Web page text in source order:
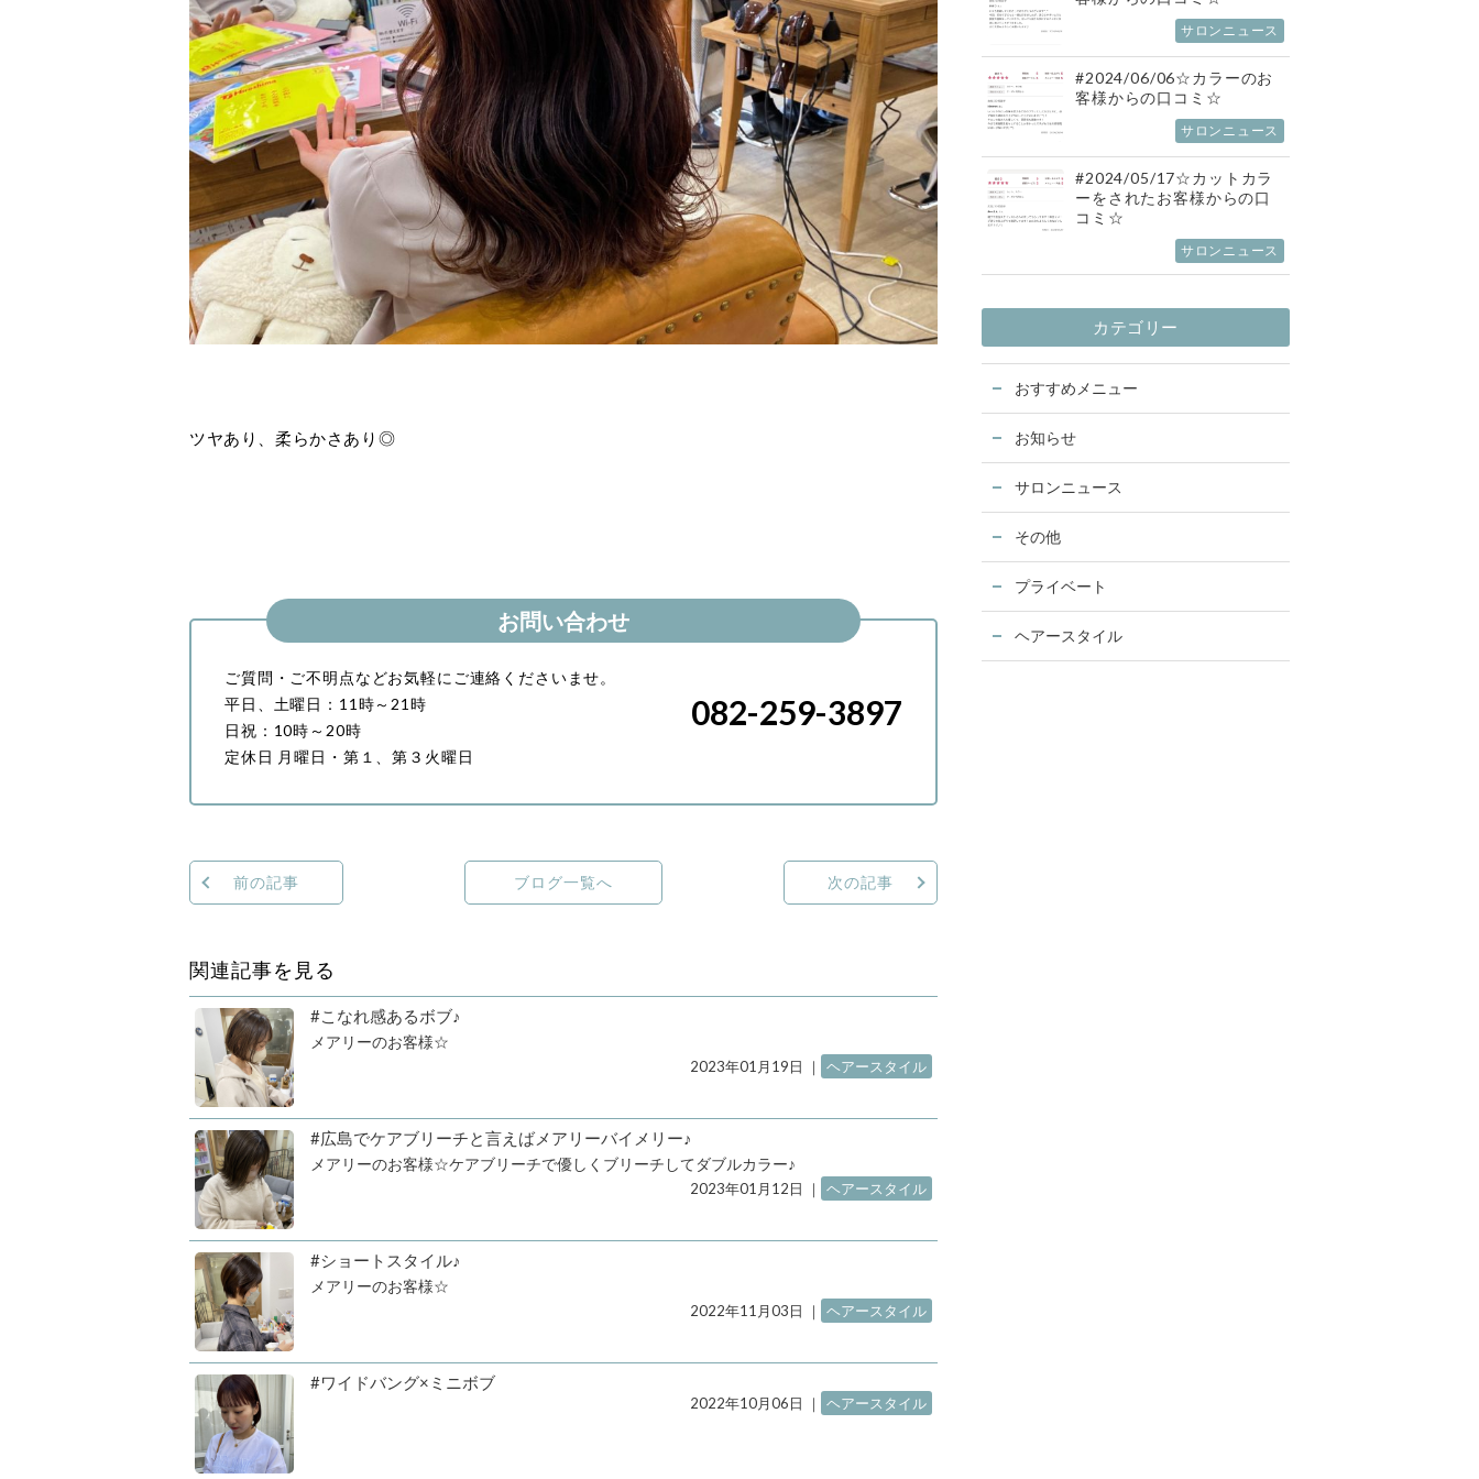
ツヤあり、柔らかさあり◎
お問い合わせ
ご質問・ご不明点などお気軽にご連絡くださいませ。
平日、土曜日：11時～21時
日祝：10時～20時
定休日 月曜日・第１、第３火曜日
082-259-3897
前の記事 ブログ一覧へ 次の記事
関連記事を見る
#こなれ感あるボブ♪
メアリーのお客様☆
2023年01月19日 ｜ ヘアースタイル
#広島でケアブリーチと言えばメアリーバイメリー♪
メアリーのお客様☆ケアブリーチで優しくブリーチしてダブルカラー♪
2023年01月12日 ｜ ヘアースタイル
#ショートスタイル♪
メアリーのお客様☆
2022年11月03日 ｜ ヘアースタイル
#ワイドバング×ミニボブ
2022年10月06日 ｜ ヘアースタイル
サロンニュース
#2024/06/06☆カラーのお
客様からの口コミ☆
サロンニュース
#2024/05/17☆カットカラ
ーをされたお客様からの口
コミ☆
サロンニュース
カテゴリー
おすすめメニュー
お知らせ
サロンニュース
その他
プライベート
ヘアースタイル